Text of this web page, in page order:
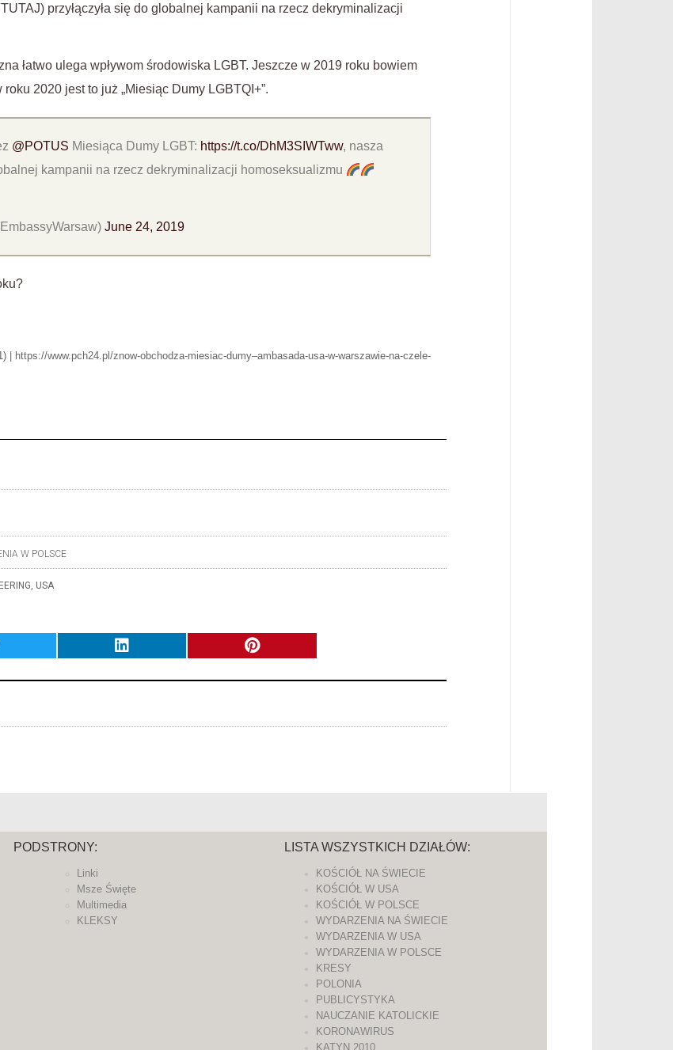
przyłączyła się do globalnej kampanii na rzecz dekryminalizacji
łatwo ulega wpływom środowiska LGBT. Jeszcze w 2019 roku bowiem
2020 jest to już „Miesiąc Dumy LGBTQI+”.
@POTUS Miesiąca Dumy LGBT: https://t.co/DhM3SIWTww, nasza
kampanii na rzecz dekryminalizacji homoseksualizmu
June 24, 2019
| https://www.pch24.pl/znow-obchodza-miesiac-dumy–ambasada-usa-w-warszawie-na-czele-
W POLSCE
, USA
PODSTRONY:
Linki
Msze Święte
Multimedia
KLEKSY
LISTA WSZYSTKICH DZIAŁÓW:
KOŚCIÓŁ NA ŚWIECIE
KOŚCIÓŁ W USA
KOŚCIÓŁ W POLSCE
WYDARZENIA NA ŚWIECIE
WYDARZENIA W USA
WYDARZENIA W POLSCE
KRESY
POLONIA
PUBLICYSTYKA
NAUCZANIE KATOLICKIE
KORONAWIRUS
KATYN 2010